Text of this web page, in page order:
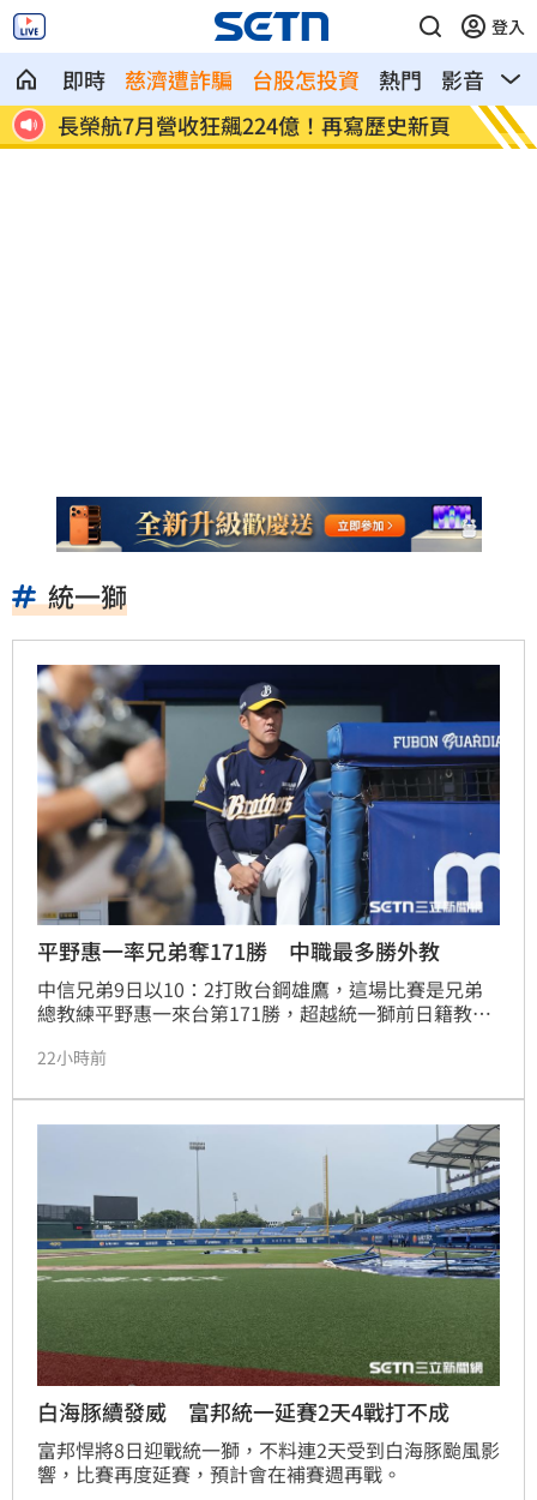
登入
即時 慈濟遭詐騙 台股怎投資 熱門 影音
熱
頁
台鋼簽下永田颯太郎 12日澄清湖正式亮
相
吃酪
21%
統一獅
平野惠一率兄弟奪171勝 中職最多勝外教
中信兄弟9日以10：2打敗台鋼雄鷹，這場比賽是兄弟
總教練平野惠一來台第171勝，超越統一獅前日籍教頭
22小時前
白海豚續發威 富邦統一延賽2天4戰打不成
富邦悍將8日迎戰統一獅，不料連2天受到白海豚颱風影
響，比賽再度延賽，預計會在補賽週再戰。